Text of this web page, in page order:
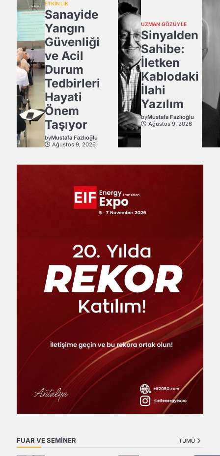
ETKİNLİK
Sanayide
Yangın
Güvenliği
ve Acil
Durum
Tedbirleri
Hayati
Önem
Taşıyor
byMustafa Fazlıoğlu
Ağustos 9, 2026
UZMAN GÖZÜYLE
Sinyalden
Sahibe:
İletken
Kablodaki
İlahi
Yazılım
byMustafa Fazlıoğlu
Ağustos 9, 2026
FUAR VE SEMİNER TÜMÜ